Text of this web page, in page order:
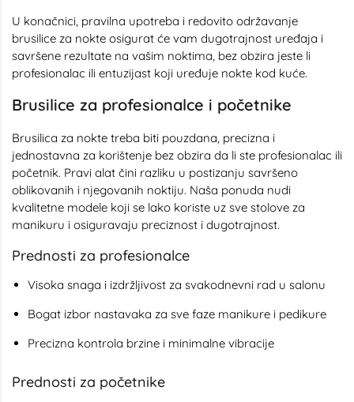
U konačnici, pravilna upotreba i redovito održavanje
brusilice za nokte osigurat će vam dugotrajnost uređaja i
savršene rezultate na vašim noktima, bez obzira jeste li
profesionalac ili entuzijast koji uređuje nokte kod kuće.
Brusilice za profesionalce i početnike
Brusilica za nokte treba biti pouzdana, precizna i
jednostavna za korištenje bez obzira da li ste profesionalac ili
početnik. Pravi alat čini razliku u postizanju savršeno
oblikovanih i njegovanih noktiju. Naša ponuda nudi
kvalitetne modele koji se lako koriste uz sve stolove za
manikuru i osiguravaju preciznost i dugotrajnost.
Prednosti za profesionalce
Visoka snaga i izdržljivost za svakodnevni rad u salonu
Bogat izbor nastavaka za sve faze manikure i pedikure
Precizna kontrola brzine i minimalne vibracije
Prednosti za početnike